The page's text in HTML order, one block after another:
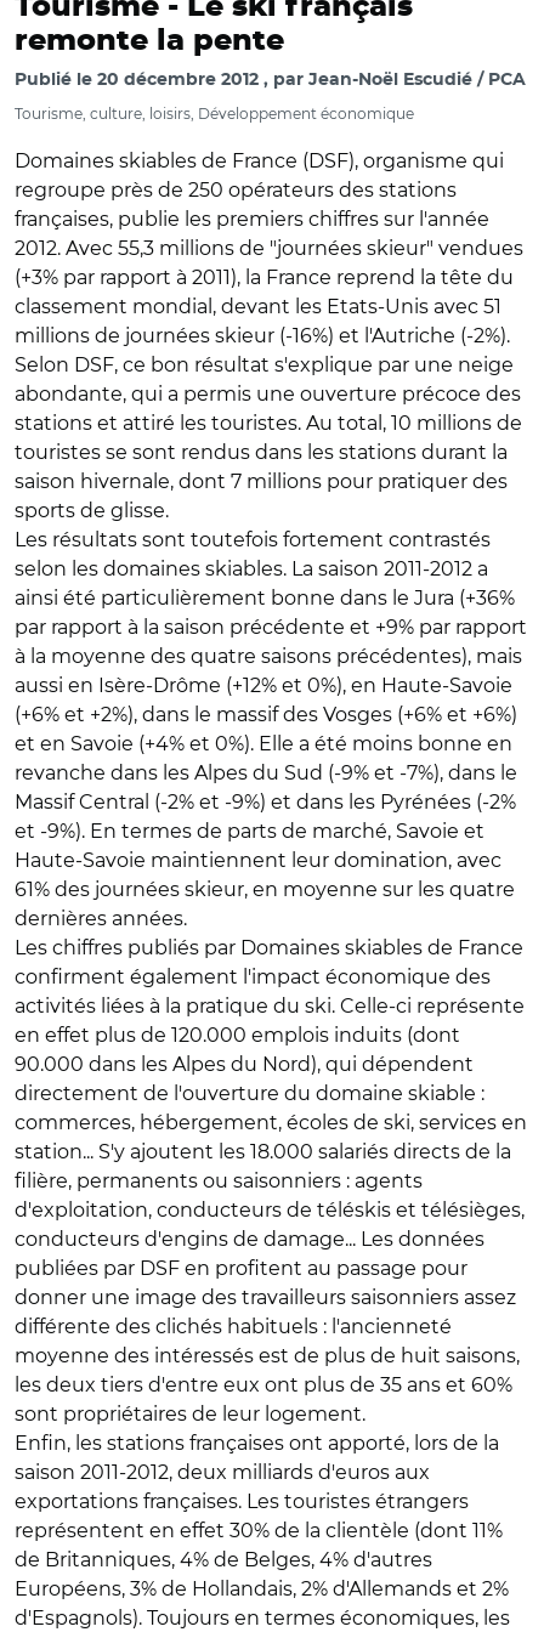
Tourisme - Le ski français
remonte la pente
Publié le 20 décembre 2012 par Jean-Noël Escudié / PCA
Tourisme, culture, loisirs, Développement économique
Domaines skiables de France (DSF), organisme qui
regroupe près de 250 opérateurs des stations
françaises, publie les premiers chiffres sur l'année
2012. Avec 55,3 millions de "journées skieur" vendues
(+3% par rapport à 2011), la France reprend la tête du
classement mondial, devant les Etats-Unis avec 51
millions de journées skieur (-16%) et l'Autriche (-2%).
Selon DSF, ce bon résultat s'explique par une neige
abondante, qui a permis une ouverture précoce des
stations et attiré les touristes. Au total, 10 millions de
touristes se sont rendus dans les stations durant la
saison hivernale, dont 7 millions pour pratiquer des
sports de glisse.
Les résultats sont toutefois fortement contrastés
selon les domaines skiables. La saison 2011-2012 a
ainsi été particulièrement bonne dans le Jura (+36%
par rapport à la saison précédente et +9% par rapport
à la moyenne des quatre saisons précédentes), mais
aussi en Isère-Drôme (+12% et 0%), en Haute-Savoie
(+6% et +2%), dans le massif des Vosges (+6% et +6%)
et en Savoie (+4% et 0%). Elle a été moins bonne en
revanche dans les Alpes du Sud (-9% et -7%), dans le
Massif Central (-2% et -9%) et dans les Pyrénées (-2%
et -9%). En termes de parts de marché, Savoie et
Haute-Savoie maintiennent leur domination, avec
61% des journées skieur, en moyenne sur les quatre
dernières années.
Les chiffres publiés par Domaines skiables de France
confirment également l'impact économique des
activités liées à la pratique du ski. Celle-ci représente
en effet plus de 120.000 emplois induits (dont
90.000 dans les Alpes du Nord), qui dépendent
directement de l'ouverture du domaine skiable :
commerces, hébergement, écoles de ski, services en
station... S'y ajoutent les 18.000 salariés directs de la
filière, permanents ou saisonniers : agents
d'exploitation, conducteurs de téléskis et télésièges,
conducteurs d'engins de damage... Les données
publiées par DSF en profitent au passage pour
donner une image des travailleurs saisonniers assez
différente des clichés habituels : l'ancienneté
moyenne des intéressés est de plus de huit saisons,
les deux tiers d'entre eux ont plus de 35 ans et 60%
sont propriétaires de leur logement.
Enfin, les stations françaises ont apporté, lors de la
saison 2011-2012, deux milliards d'euros aux
exportations françaises. Les touristes étrangers
représentent en effet 30% de la clientèle (dont 11%
de Britanniques, 4% de Belges, 4% d'autres
Européens, 3% de Hollandais, 2% d'Allemands et 2%
d'Espagnols). Toujours en termes économiques, les